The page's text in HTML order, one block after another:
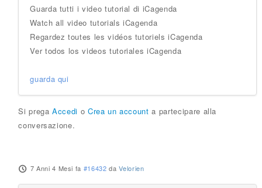
Guarda tutti i video tutorial di iCagenda
Watch all video tutorials iCagenda
Regardez toutes les vidéos tutoriels iCagenda
Ver todos los videos tutoriales iCagenda
guarda qui
Si pregaAccedi o Crea un account a partecipare alla
conversazione.
7 Anni 4 Mesi fa #16432 daVelorien